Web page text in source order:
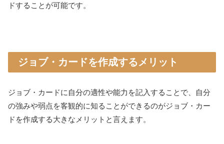
ドすることが可能です。
ジョブ・カードを作成するメリット
ジョブ・カードに自分の適性や能力を記入することで、自分
の強みや弱点を客観的に知ることができるのがジョブ・カー
ドを作成する大きなメリットと言えます。